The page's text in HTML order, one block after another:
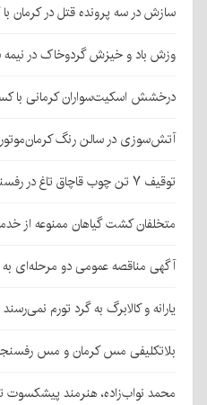
سازش در سه پرونده قتل در کرمان
وزش باد و خیزش گردوخاک در
درخشش اسکیت‌سواران کرمانی با
آتش‌سوزی در سالن رنگ
توقیف ۷ تن چوب قاچاق تاغ در رفسنجان
متخلفان کشت گیاهان ممنوعه از
آگهی مناقصه عمومی دو مرحله‌ای به شماره ۰۵-۱۴۰۵
یارانه و کالابرگ به گرد تورم نمی‌رسند
بلاتکلیفی مس کرمان و مس
محمد نواب‌زاده، هنرمند پیشکسوت